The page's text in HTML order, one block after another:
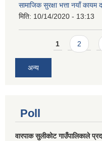
सामाजिक सुरक्षा भत्ता नयाँ कायम
मिति: 10/14/2020 - 13:13
Pages1 2
अन्य
Poll
वारपाक सुलीकोट गाउँपालिकाले